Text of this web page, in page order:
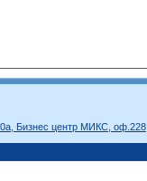
Бизнес центр МИКС, оф.228